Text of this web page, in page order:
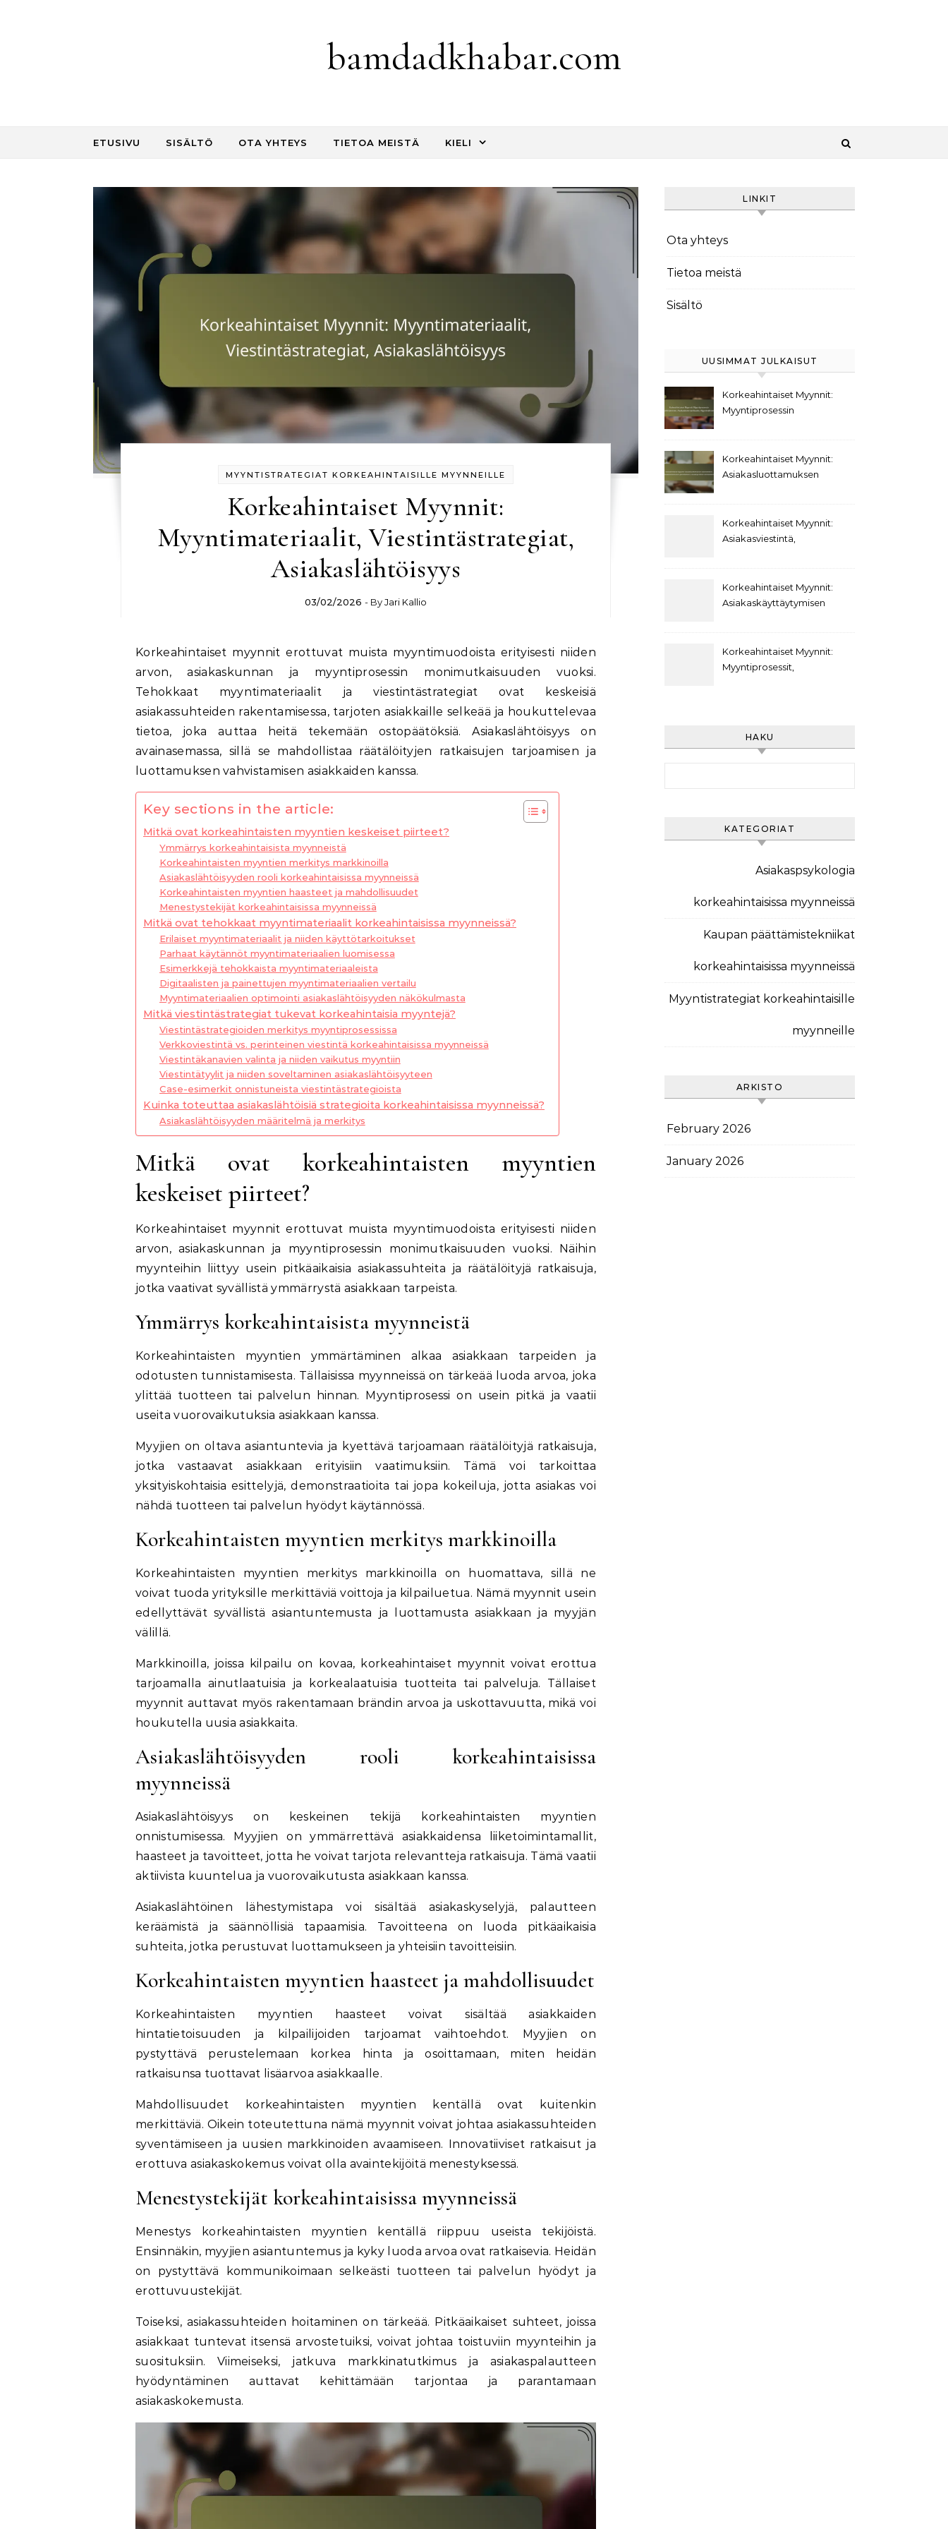
bamdadkhabar.com
ETUSIVU SISÄLTÖ OTA YHTEYS TIETOA MEISTÄ KIELI
MYYNTISTRATEGIAT KORKEAHINTAISILLE MYYNNEILLE
Korkeahintaiset Myynnit:
Myyntimateriaalit, Viestintästrategiat,
Asiakaslähtöisyys
03/02/2026 - ByJari Kallio
Korkeahintaiset myynnit erottuvat muista myyntimuodoista erityisesti niiden
arvon, asiakaskunnan ja myyntiprosessin monimutkaisuuden vuoksi.
Tehokkaat myyntimateriaalit ja viestintästrategiat ovat keskeisiä
asiakassuhteiden rakentamisessa, tarjoten asiakkaille selkeää ja houkuttelevaa
tietoa, joka auttaa heitä tekemään ostopäätöksiä. Asiakaslähtöisyys on
avainasemassa, sillä se mahdollistaa räätälöityjen ratkaisujen tarjoamisen ja
luottamuksen vahvistamisen asiakkaiden kanssa.
Key sections in the article:
Mitkä ovat korkeahintaisten myyntien keskeiset piirteet?
Ymmärrys korkeahintaisista myynneistä
Korkeahintaisten myyntien merkitys markkinoilla
Asiakaslähtöisyyden rooli korkeahintaisissa myynneissä
Korkeahintaisten myyntien haasteet ja mahdollisuudet
Menestystekijät korkeahintaisissa myynneissä
Mitkä ovat tehokkaat myyntimateriaalit korkeahintaisissa myynneissä?
Erilaiset myyntimateriaalit ja niiden käyttötarkoitukset
Parhaat käytännöt myyntimateriaalien luomisessa
Esimerkkejä tehokkaista myyntimateriaaleista
Digitaalisten ja painettujen myyntimateriaalien vertailu
Myyntimateriaalien optimointi asiakaslähtöisyyden näkökulmasta
Mitkä viestintästrategiat tukevat korkeahintaisia myyntejä?
Viestintästrategioiden merkitys myyntiprosessissa
Verkkoviestintä vs. perinteinen viestintä korkeahintaisissa myynneissä
Viestintäkanavien valinta ja niiden vaikutus myyntiin
Viestintätyylit ja niiden soveltaminen asiakaslähtöisyyteen
Case-esimerkit onnistuneista viestintästrategioista
Kuinka toteuttaa asiakaslähtöisiä strategioita korkeahintaisissa myynneissä?
Asiakaslähtöisyyden määritelmä ja merkitys
Mitkä ovat korkeahintaisten myyntien
keskeiset piirteet?
Korkeahintaiset myynnit erottuvat muista myyntimuodoista erityisesti niiden
arvon, asiakaskunnan ja myyntiprosessin monimutkaisuuden vuoksi. Näihin
myynteihin liittyy usein pitkäaikaisia asiakassuhteita ja räätälöityjä ratkaisuja,
jotka vaativat syvällistä ymmärrystä asiakkaan tarpeista.
Ymmärrys korkeahintaisista myynneistä
Korkeahintaisten myyntien ymmärtäminen alkaa asiakkaan tarpeiden ja
odotusten tunnistamisesta. Tällaisissa myynneissä on tärkeää luoda arvoa, joka
ylittää tuotteen tai palvelun hinnan. Myyntiprosessi on usein pitkä ja vaatii
useita vuorovaikutuksia asiakkaan kanssa.
Myyjien on oltava asiantuntevia ja kyettävä tarjoamaan räätälöityjä ratkaisuja,
jotka vastaavat asiakkaan erityisiin vaatimuksiin. Tämä voi tarkoittaa
yksityiskohtaisia esittelyjä, demonstraatioita tai jopa kokeiluja, jotta asiakas voi
nähdä tuotteen tai palvelun hyödyt käytännössä.
Korkeahintaisten myyntien merkitys markkinoilla
Korkeahintaisten myyntien merkitys markkinoilla on huomattava, sillä ne
voivat tuoda yrityksille merkittäviä voittoja ja kilpailuetua. Nämä myynnit usein
edellyttävät syvällistä asiantuntemusta ja luottamusta asiakkaan ja myyjän
välillä.
Markkinoilla, joissa kilpailu on kovaa, korkeahintaiset myynnit voivat erottua
tarjoamalla ainutlaatuisia ja korkealaatuisia tuotteita tai palveluja. Tällaiset
myynnit auttavat myös rakentamaan brändin arvoa ja uskottavuutta, mikä voi
houkutella uusia asiakkaita.
Asiakaslähtöisyyden rooli korkeahintaisissa
myynneissä
Asiakaslähtöisyys on keskeinen tekijä korkeahintaisten myyntien
onnistumisessa. Myyjien on ymmärrettävä asiakkaidensa liiketoimintamallit,
haasteet ja tavoitteet, jotta he voivat tarjota relevantteja ratkaisuja. Tämä vaatii
aktiivista kuuntelua ja vuorovaikutusta asiakkaan kanssa.
Asiakaslähtöinen lähestymistapa voi sisältää asiakaskyselyjä, palautteen
keräämistä ja säännöllisiä tapaamisia. Tavoitteena on luoda pitkäaikaisia
suhteita, jotka perustuvat luottamukseen ja yhteisiin tavoitteisiin.
Korkeahintaisten myyntien haasteet ja mahdollisuudet
Korkeahintaisten myyntien haasteet voivat sisältää asiakkaiden
hintatietoisuuden ja kilpailijoiden tarjoamat vaihtoehdot. Myyjien on
pystyttävä perustelemaan korkea hinta ja osoittamaan, miten heidän
ratkaisunsa tuottavat lisäarvoa asiakkaalle.
Mahdollisuudet korkeahintaisten myyntien kentällä ovat kuitenkin
merkittäviä. Oikein toteutettuna nämä myynnit voivat johtaa asiakassuhteiden
syventämiseen ja uusien markkinoiden avaamiseen. Innovatiiviset ratkaisut ja
erottuva asiakaskokemus voivat olla avaintekijöitä menestyksessä.
Menestystekijät korkeahintaisissa myynneissä
Menestys korkeahintaisten myyntien kentällä riippuu useista tekijöistä.
Ensinnäkin, myyjien asiantuntemus ja kyky luoda arvoa ovat ratkaisevia. Heidän
on pystyttävä kommunikoimaan selkeästi tuotteen tai palvelun hyödyt ja
erottuvuustekijät.
Toiseksi, asiakassuhteiden hoitaminen on tärkeää. Pitkäaikaiset suhteet, joissa
asiakkaat tuntevat itsensä arvostetuiksi, voivat johtaa toistuviin myynteihin ja
suosituksiin. Viimeiseksi, jatkuva markkinatutkimus ja asiakaspalautteen
hyödyntäminen auttavat kehittämään tarjontaa ja parantamaan
asiakaskokemusta.
LINKIT
Ota yhteys
Tietoa meistä
Sisältö
UUSIMMAT JULKAISUT
Korkeahintaiset Myynnit:
Myyntiprosessin
Myyntivälineet
Korkeahintaiset Myynnit:
Asiakasluottamuksen
parantaminen,
Asiakasprofiilien
Korkeahintaiset Myynnit:
Asiakasviestintä,
Korkeahintaiset Myynnit:
Asiakaskäyttäytymisen
Asiakasarvo
Korkeahintaiset Myynnit:
Myyntiprosessit,
HAKU
KATEGORIAT
Asiakaspsykologia
korkeahintaisissa myynneissä
Kaupan päättämistekniikat
korkeahintaisissa myynneissä
Myyntistrategiat korkeahintaisille
myynneille
ARKISTO
February 2026
January 2026